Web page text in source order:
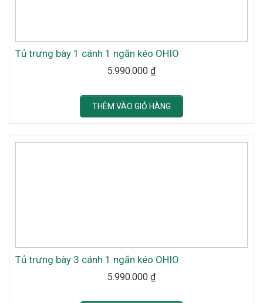
Tủ trưng bày 1 cánh 1 ngăn kéo OHIO
5.990.000 ₫
THÊM VÀO GIỎ HÀNG
Tủ trưng bày 3 cánh 1 ngăn kéo OHIO
5.990.000 ₫